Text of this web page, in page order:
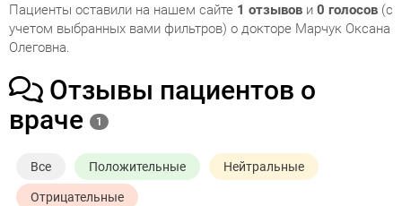
Пациенты оставили на нашем сайте 1 отзывов и 0 голосов (с
учетом выбранных вами фильтров) о докторе Марчук Оксана
Олеговна.
Отзывы пациентов о
враче
1
Все Положительные Нейтральные
Отрицательные